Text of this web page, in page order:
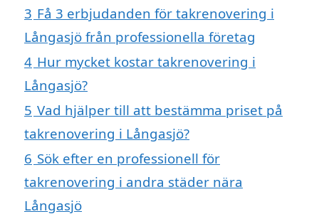
3 Få 3 erbjudanden för takrenovering i
Långasjö från professionella företag
4 Hur mycket kostar takrenovering i
Långasjö?
5 Vad hjälper till att bestämma priset på
takrenovering i Långasjö?
6 Sök efter en professionell för
takrenovering i andra städer nära
Långasjö